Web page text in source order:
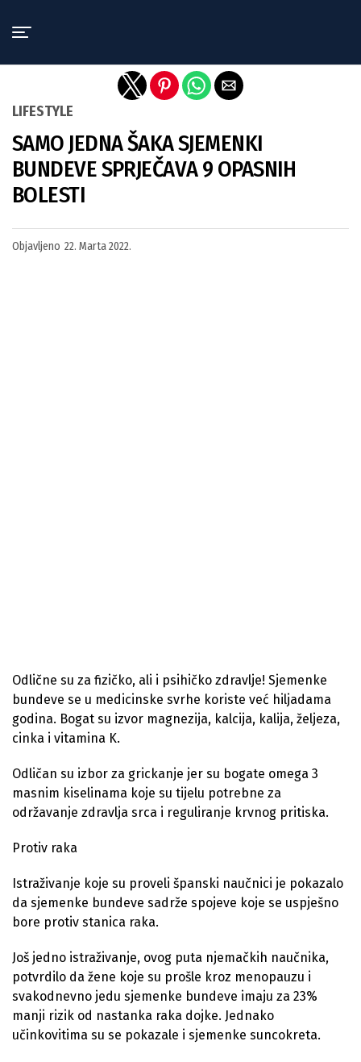
LIFESTYLE
SAMO JEDNA ŠAKA SJEMENKI
BUNDEVE SPRJEČAVA 9 OPASNIH
BOLESTI
Objavljeno 22. Marta 2022.
Odlične su za fizičko, ali i psihičko zdravlje! Sjemenke
bundeve se u medicinske svrhe koriste već hiljadama
godina. Bogat su izvor magnezija, kalcija, kalija, željeza,
cinka i vitamina K.
Odličan su izbor za grickanje jer su bogate omega 3
masnim kiselinama koje su tijelu potrebne za
održavanje zdravlja srca i reguliranje krvnog pritiska.
Protiv raka
Istraživanje koje su proveli španski naučnici je pokazalo
da sjemenke bundeve sadrže spojeve koje se uspješno
bore protiv stanica raka.
Još jedno istraživanje, ovog puta njemačkih naučnika,
potvrdilo da žene koje su prošle kroz menopauzu i
svakodnevno jedu sjemenke bundeve imaju za 23%
manji rizik od nastanka raka dojke. Jednako
učinkovitima su se pokazale i sjemenke suncokreta.